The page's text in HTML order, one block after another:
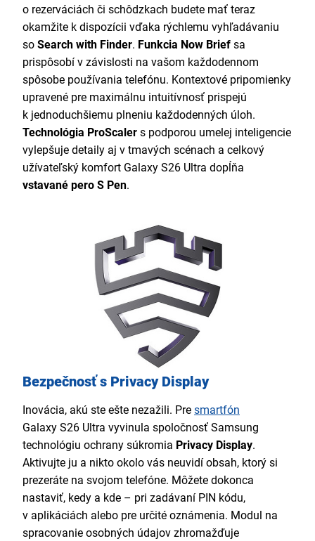
o rezerváciách či schôdzkach budete mať teraz
okamžite k dispozícii vďaka rýchlemu vyhľadávaniu
so Search with Finder. Funkcia Now Brief sa
prispôsobí v závislosti na vašom každodennom
spôsobe používania telefónu. Kontextové pripomienky
upravené pre maximálnu intuitívnosť prispejú
k jednoduchšiemu plneniu každodenných úloh.
Technológia ProScaler s podporou umelej inteligencie
vylepšuje detaily aj v tmavých scénach a celkový
užívateľský komfort Galaxy S26 Ultra dopĺňa
vstavané pero S Pen.
Bezpečnosť s Privacy Display
Inovácia, akú ste ešte nezažili. Pre smartfón
Galaxy S26 Ultra vyvinula spoločnosť Samsung
technológiu ochrany súkromia Privacy Display.
Aktivujte ju a nikto okolo vás neuvidí obsah, ktorý si
prezeráte na svojom telefóne. Môžete dokonca
nastaviť, kedy a kde – pri zadávaní PIN kódu,
v aplikáciách alebo pre určité oznámenia. Modul na
spracovanie osobných údajov zhromažďuje